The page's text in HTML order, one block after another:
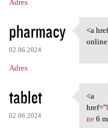
Adres
pharmacy
02.06.2024
Adres
<a
<a
tablet
02.06.2024
<a
<a
href="
ne6